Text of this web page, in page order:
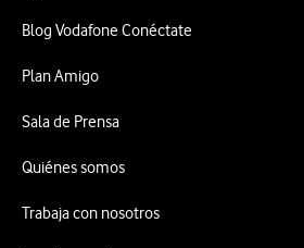
Blog Vodafone Conéctate
Plan Amigo
Sala de Prensa
Quiénes somos
Trabaja con nosotros